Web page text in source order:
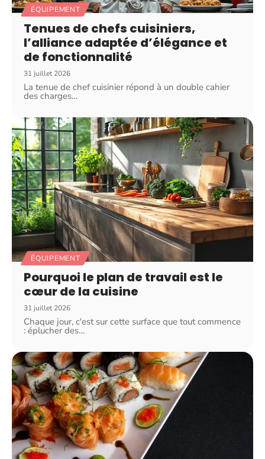
ÉQUIPEMENT
Tenues de chefs cuisiniers,
l’alliance adaptée d’élégance et
de fonctionnalité
31 juillet 2026
La tenue de chef cuisinier répond à un double cahier
des charges…
ÉQUIPEMENT
Pourquoi le plan de travail est le
cœur de la cuisine
31 juillet 2026
Chaque jour, c'est sur cette surface que tout commence
: éplucher des…